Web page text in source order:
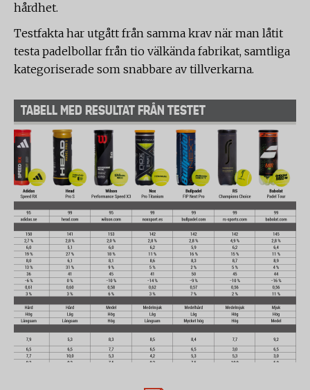
hårdhet.
Testfakta har utgått från samma krav när man låtit
testa padelbollar från tio välkända fabrikat, samtliga
kategoriserade som snabbare av tillverkarna.
TABELL MED RESULTAT FRÅN TESTET